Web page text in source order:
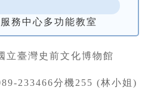
務中心多功能教室
立臺灣史前文化博物館
233466分機255 (林小姐)